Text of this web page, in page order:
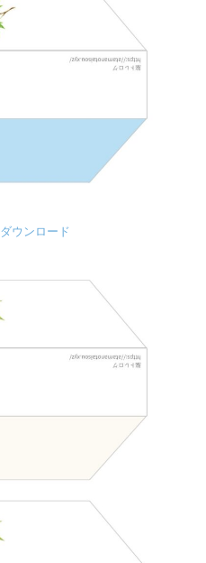
ダウンロード